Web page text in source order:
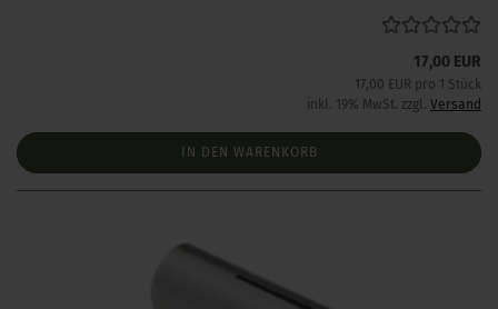
17,00 EUR
17,00 EUR pro 1 Stück
inkl. 19% MwSt. zzgl. Versand
IN DEN WARENKORB